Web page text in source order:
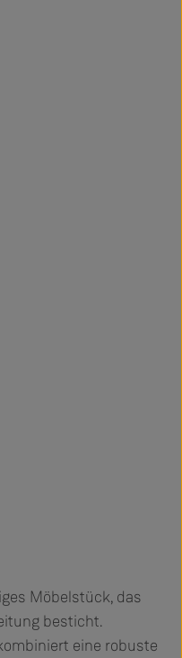
Möbelstück, das
besticht.
eine robuste